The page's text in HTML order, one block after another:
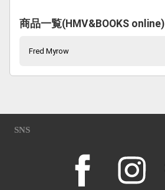
商品一覧(HMV&BOOKS online)
Fred Myrow
SNS